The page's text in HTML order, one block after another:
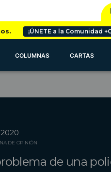
¡ÚNETE a la Comunidad
COLUMNAS CARTAS
DE OPINIÓN
de una